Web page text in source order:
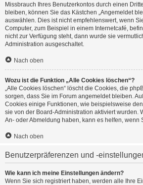
Missbrauch Ihres Benutzerkontos durch einen
bleiben, können Sie das Kästchen „Angemeldet
auswählen. Dies ist nicht empfehlenswert, wenn
Computer, zum Beispiel in einem Internetcafé,
nicht zur Verfügung steht, dann wurde sie
Administration ausgeschaltet.
Nach oben
Wozu ist die Funktion „Alle Cookies löschen“?
„Alle Cookies löschen“ löscht die Cookies, die
sorgen, dass Sie im Forum angemeldet bleiben.
Cookies einige Funktionen, wie beispielsweise den
sie von der Board-Administration aktiviert wurden.
An- oder Abmeldung haben, kann es helfen, wenn
Nach oben
Benutzerpräferenzen und -
Wie kann ich meine Einstellungen ändern?
Wenn Sie sich registriert haben, werden alle Ihre